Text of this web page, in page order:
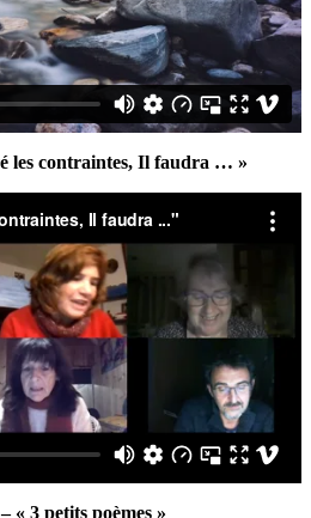
les contraintes, Il faudra … »
« 3 petits poèmes »